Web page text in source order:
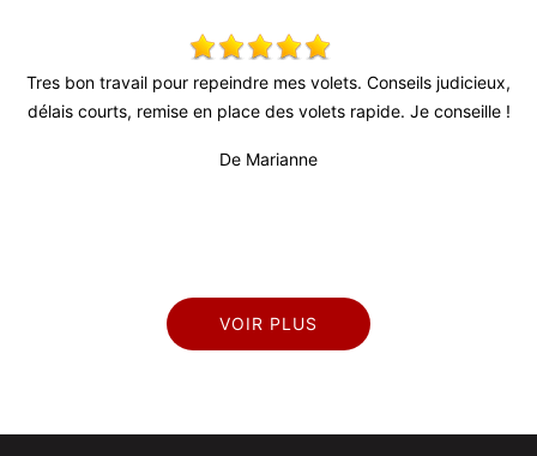
bon travail pour repeindre mes volets. Conseils judicieux,
courts, remise en place des volets rapide. Je conseille !
De Marianne
Super
VOIR PLUS